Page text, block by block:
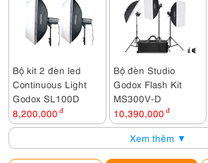
Bộ kit 2 đèn led
Continuous Light
Godox SL100D
8,200,000 đ
Bộ đèn Studio
Godox Flash Kit
MS300V-D
10,390,000 đ
Xem thêm ▼